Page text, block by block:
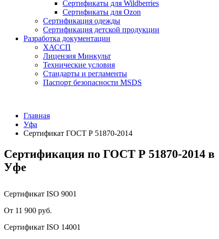
Сертификаты для Wildberries
Сертификаты для Ozon
Сертификация одежды
Сертификация детской продукции
Разработка документации
ХАССП
Лицензия Минкульт
Технические условия
Стандарты и регламенты
Паспорт безопасности MSDS
Главная
Уфа
Сертификат ГОСТ Р 51870-2014
Сертификация по ГОСТ Р 51870-2014 в
Уфе
Сертификат ISO 9001
От 11 900 руб.
Сертификат ISO 14001